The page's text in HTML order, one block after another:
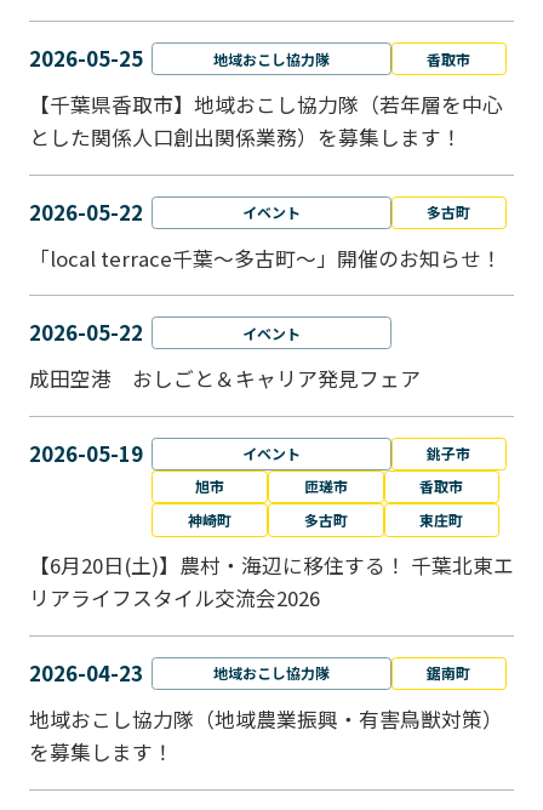
2026-05-25 地域おこし協力隊 香取市
【千葉県香取市】地域おこし協力隊（若年層を中心
とした関係人口創出関係業務）を募集します！
2026-05-22 イベント 多古町
「local terrace千葉～多古町～」開催のお知らせ！
2026-05-22 イベント
成田空港 おしごと＆キャリア発見フェア
2026-05-19 イベント
銚子市
旭市
匝瑳市
香取市
神崎町
多古町 東庄町
【6月20日(土)】農村・海辺に移住する！ 千葉北東エ
リアライフスタイル交流会2026
2026-04-23 地域おこし協力隊 鋸南町
地域おこし協力隊（地域農業振興・有害鳥獣対策）
を募集します！